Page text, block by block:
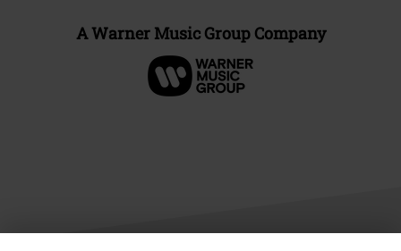
A Warner Music Group Company